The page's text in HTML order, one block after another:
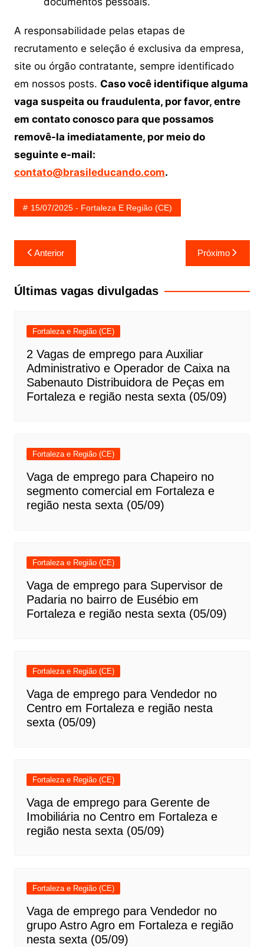
A responsabilidade pelas etapas de
recrutamento e seleção é exclusiva da empresa,
site ou órgão contratante, sempre identificado
em nossos posts. Caso você identifique alguma
vaga suspeita ou fraudulenta, por favor, entre
em contato conosco para que possamos
removê-la imediatamente, por meio do
seguinte e-mail:
contato@brasileducando.com.
15/07/2025 - Fortaleza E Região (CE)
Navegação
de
Post
Anterior Próximo
Últimas vagas divulgadas
Fortaleza e Região (CE)
2 Vagas de emprego para Auxiliar
Administrativo e Operador de Caixa na
Sabenauto Distribuidora de Peças em
Fortaleza e região nesta sexta (05/09)
Fortaleza e Região (CE)
Vaga de emprego para Chapeiro no
segmento comercial em Fortaleza e
região nesta sexta (05/09)
Fortaleza e Região (CE)
Vaga de emprego para Supervisor de
Padaria no bairro de Eusébio em
Fortaleza e região nesta sexta (05/09)
Fortaleza e Região (CE)
Vaga de emprego para Vendedor no
Centro em Fortaleza e região nesta
sexta (05/09)
Fortaleza e Região (CE)
Vaga de emprego para Gerente de
Imobiliária no Centro em Fortaleza e
região nesta sexta (05/09)
Fortaleza e Região (CE)
Vaga de emprego para Vendedor no
grupo Astro Agro em Fortaleza e região
nesta sexta (05/09)